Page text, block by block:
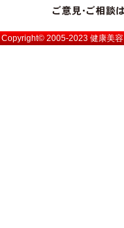
Copyright© 2005-2023健康美